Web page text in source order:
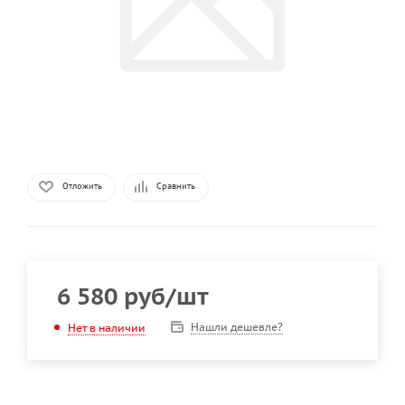
Отложить Сравнить
6 580 руб/шт
Нет в наличии Нашли дешевле?